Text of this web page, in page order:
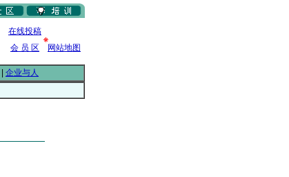
在线投稿
会 员 区
网站地图
企业与人